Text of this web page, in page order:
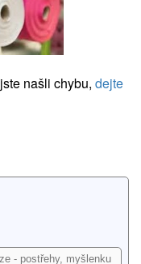
našli chybu, dejte